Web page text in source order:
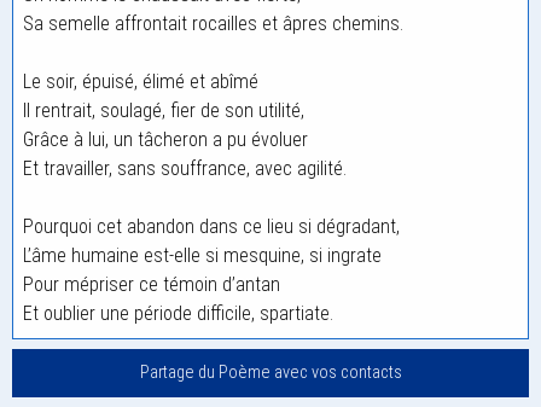
Sa semelle affrontait rocailles et âpres chemins.
Le soir, épuisé, élimé et abîmé
Il rentrait, soulagé, fier de son utilité,
Grâce à lui, un tâcheron a pu évoluer
Et travailler, sans souffrance, avec agilité.
Pourquoi cet abandon dans ce lieu si dégradant,
L’âme humaine est-elle si mesquine, si ingrate
Pour mépriser ce témoin d’antan
Et oublier une période difficile, spartiate.
Partage du Poème avec vos contacts